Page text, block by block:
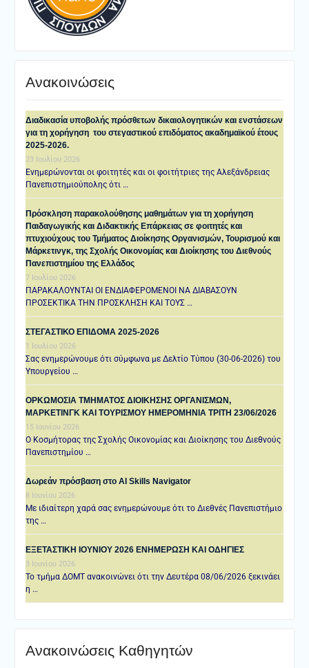
Ανακοινώσεις
Διαδικασία υποβολής πρόσθετων δικαιολογητικών και ενστάσεων
για τη χορήγηση του στεγαστικού επιδόματος ακαδημαϊκού έτους
2025-2026.
23 Ιουλίου 2026
Ενημερώνονται οι φοιτητές και οι φοιτήτριες της Αλεξάνδρειας
Πανεπιστημιούπολης ότι …
Πρόσκληση παρακολούθησης μαθημάτων για τη χορήγηση
Παιδαγωγικής και Διδακτικής Επάρκειας σε φοιτητές και
πτυχιούχους του Τμήματος Διοίκησης Οργανισμών, Τουρισμού και
Μάρκετινγκ, της Σχολής Οικονομίας και Διοίκησης του Διεθνούς
Πανεπιστημίου της Ελλάδος
7 Ιουλίου 2026
ΠΑΡΑΚΑΛΟΥΝΤΑΙ ΟΙ ΕΝΔΙΑΦΕΡΟΜΕΝΟΙ ΝΑ ΔΙΑΒΑΣΟΥΝ
ΠΡΟΣΕΚΤΙΚΑ ΤΗΝ ΠΡΟΣΚΛΗΣΗ ΚΑΙ ΤΟΥΣ …
ΣΤΕΓΑΣΤΙΚΟ ΕΠΙΔΟΜΑ 2025-2026
1 Ιουλίου 2026
Σας ενημερώνουμε ότι σύμφωνα με Δελτίο Τύπου (30-06-2026) του
Υπουργείου …
ΟΡΚΩΜΟΣΙΑ ΤΜΗΜΑΤΟΣ ΔΙΟΙΚΗΣΗΣ ΟΡΓΑΝΙΣΜΩΝ,
ΜΑΡΚΕΤΙΝΓΚ ΚΑΙ ΤΟΥΡΙΣΜΟΥ ΗΜΕΡΟΜΗΝΙΑ TΡΙΤΗ 23/06/2026
15 Ιουνίου 2026
Ο Κοσμήτορας της Σχολής Οικονομίας και Διοίκησης του Διεθνούς
Πανεπιστημίου …
Δωρεάν πρόσβαση στο AI Skills Navigator
8 Ιουνίου 2026
Με ιδιαίτερη χαρά σας ενημερώνουμε ότι το Διεθνές Πανεπιστήμιο
της …
ΕΞΕΤΑΣΤΙΚΗ IOYNIOY 2026 ΕΝΗΜΕΡΩΣΗ ΚΑΙ ΟΔΗΓΙΕΣ
3 Ιουνίου 2026
Το τμήμα ΔΟΜΤ ανακοινώνει ότι την Δευτέρα 08/06/2026 ξεκινάει
η …
Ανακοινώσεις Καθηγητών